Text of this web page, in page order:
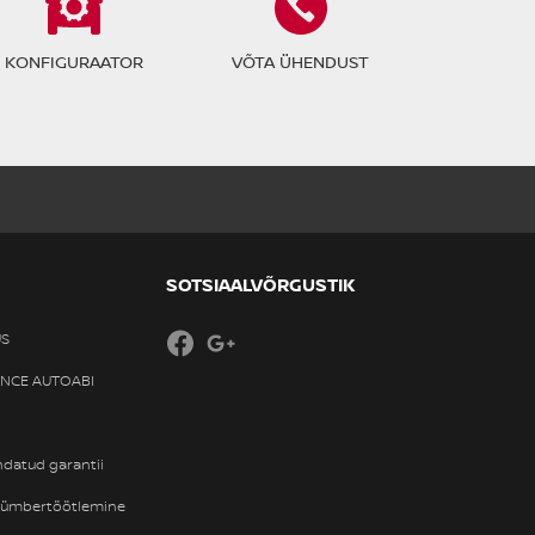
KONFIGURAATOR VÕTA ÜHENDUST
AUTOABI
garantii
SOTSIAALVÕRGUSTIK
Facebook